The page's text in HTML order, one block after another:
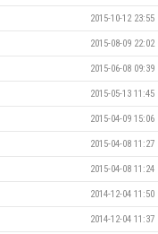
2015-10-12 23:55
2015-08-09 22:02
2015-06-08 09:39
2015-05-13 11:45
2015-04-09 15:06
2015-04-08 11:27
2015-04-08 11:24
2014-12-04 11:50
2014-12-04 11:37